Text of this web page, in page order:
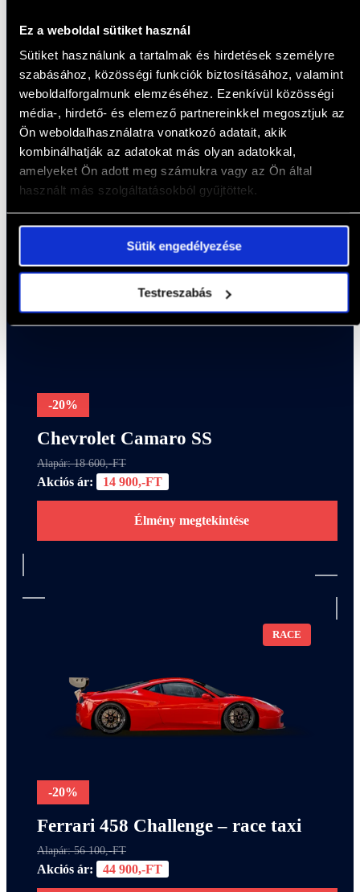
Ez a weboldal sütiket használ
Sütiket használunk a tartalmak és hirdetések személyre
szabásához, közösségi funkciók biztosításához, valamint
weboldalforgalmunk elemzéséhez. Ezenkívül közösségi
média-, hirdető- és elemező partnereinkkel megosztjuk az
Ön weboldalhasználatra vonatkozó adatait, akik
kombinálhatják az adatokat más olyan adatokkal,
amelyeket Ön adott meg számukra vagy az Ön által
használt más szolgáltatásokból gyűjtöttek.
Sütik engedélyezése
Testreszabás
BMW M4 Competition
Alapár: 18 600,-FT
Akciós ár: 14 900,-FT
Élmény megtekintése
-20%
Chevrolet Camaro SS
Alapár: 18 600,-FT
Akciós ár: 14 900,-FT
Élmény megtekintése
RACE
-20%
Ferrari 458 Challenge – race taxi
Alapár: 56 100,-FT
Akciós ár: 44 900,-FT